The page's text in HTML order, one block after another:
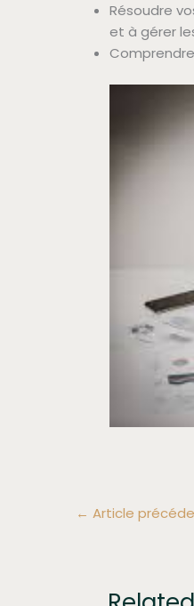
Résoudre
et à gérer
← Article